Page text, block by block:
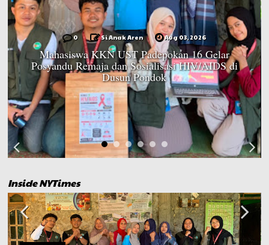
0 Si Anak Aren Aug 03, 2026
Mahasiswa KKN UST Padepokan 16 Gelar
Posyandu Remaja dan Sosialisasi HIV/AIDS di
Dusun Pondok
Inside NYTimes